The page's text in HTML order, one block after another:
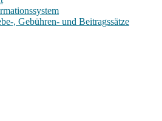
, Gebühren- und Beitragssätze